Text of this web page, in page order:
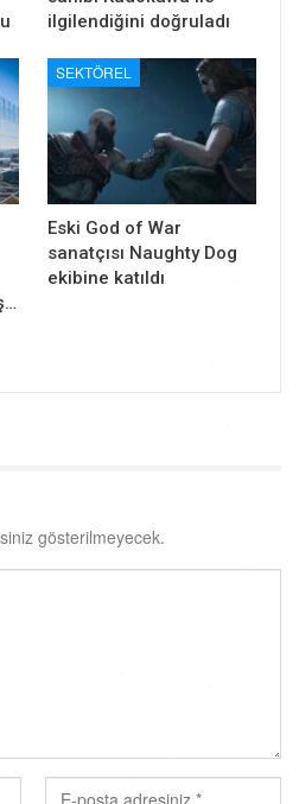
ilgilendiğini doğruladı
SEKTÖREL
Eski God of War
sanatçısı Naughty Dog
ekibine katıldı
gösterilmeyecek.